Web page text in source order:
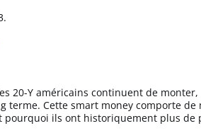
20-Y américains continuent de monter,
terme. Cette smart money comporte
pourquoi ils ont historiquement plus